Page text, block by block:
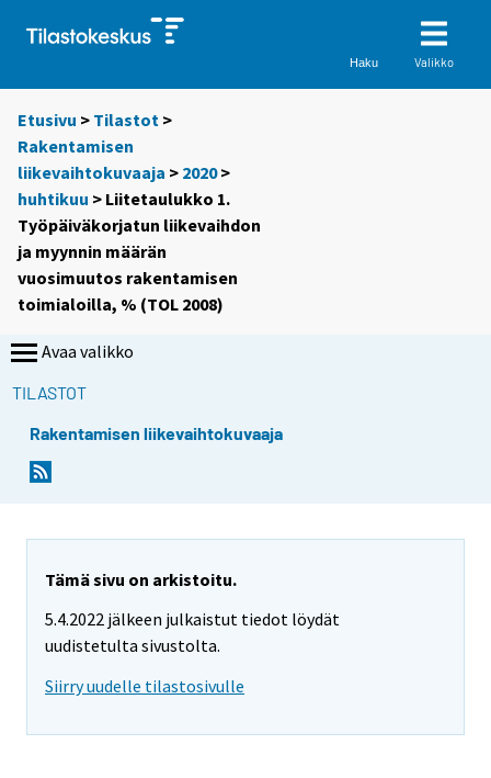
Haku Valikko
Etusivu > Tilastot >
Rakentamisen
liikevaihtokuvaaja > 2020>
huhtikuu > Liitetaulukko 1.
Työpäiväkorjatun liikevaihdon
ja myynnin määrän
vuosimuutos rakentamisen
toimialoilla, % (TOL 2008)
Avaa valikko
TILASTOT
Rakentamisen liikevaihtokuvaaja
Tämä sivu on arkistoitu.
5.4.2022 jälkeen julkaistut tiedot löydät
uudistetulta sivustolta.
Siirry uudelle tilastosivulle